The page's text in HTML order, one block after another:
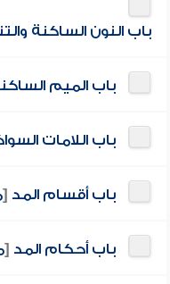
باب النون الساكنة
باب الميم
باب اللامات
باب أقسام المد [
باب أحكام المد [